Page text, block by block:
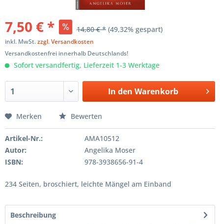
7,50 € * 14,80 € * (49,32% gespart)
inkl. MwSt.zzgl. Versandkosten
Versandkostenfrei innerhalb Deutschlands!
Sofort versandfertig, Lieferzeit 1-3 Werktage
In den Warenkorb
Merken Bewerten
Artikel-Nr.:
AMA10512
Autor:
Angelika Moser
ISBN:
978-3938656-91-4
234 Seiten, broschiert, leichte Mängel am Einband
Beschreibung